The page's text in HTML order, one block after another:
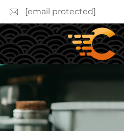
[email protected]